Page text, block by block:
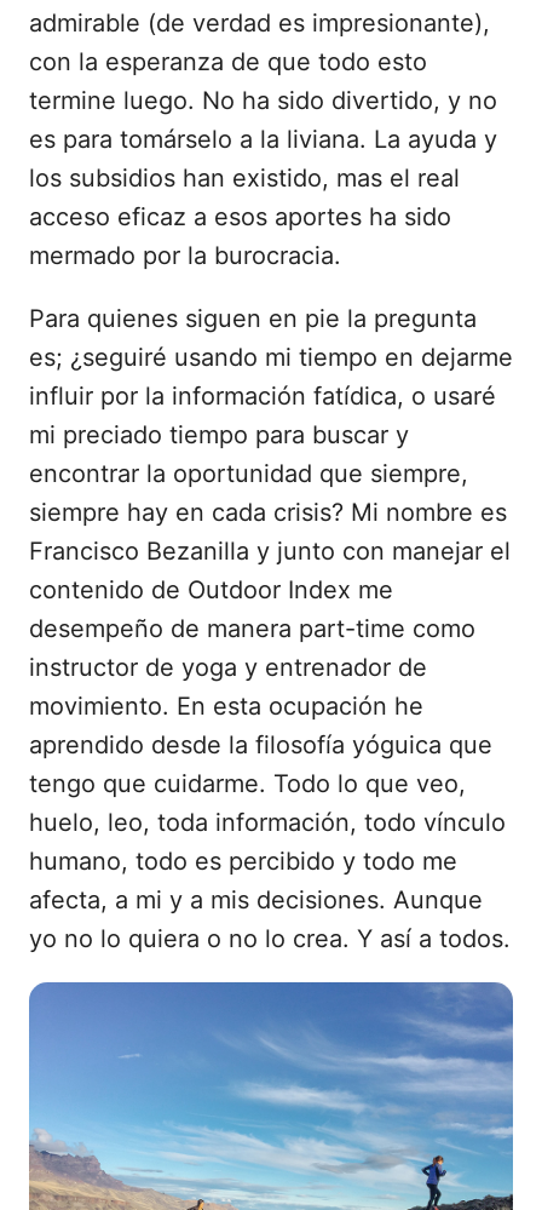
admirable (de verdad es impresionante),
con la esperanza de que todo esto
termine luego. No ha sido divertido, y no
es para tomárselo a la liviana. La ayuda y
los subsidios han existido, mas el real
acceso eficaz a esos aportes ha sido
mermado por la burocracia.
Para quienes siguen en pie la pregunta
es; ¿seguiré usando mi tiempo en dejarme
influir por la información fatídica, o usaré
mi preciado tiempo para buscar y
encontrar la oportunidad que siempre,
siempre hay en cada crisis? Mi nombre es
Francisco Bezanilla y junto con manejar el
contenido de Outdoor Index me
desempeño de manera part-time como
instructor de yoga y entrenador de
movimiento. En esta ocupación he
aprendido desde la filosofía yóguica que
tengo que cuidarme. Todo lo que veo,
huelo, leo, toda información, todo vínculo
humano, todo es percibido y todo me
afecta, a mi y a mis decisiones. Aunque
yo no lo quiera o no lo crea. Y así a todos.